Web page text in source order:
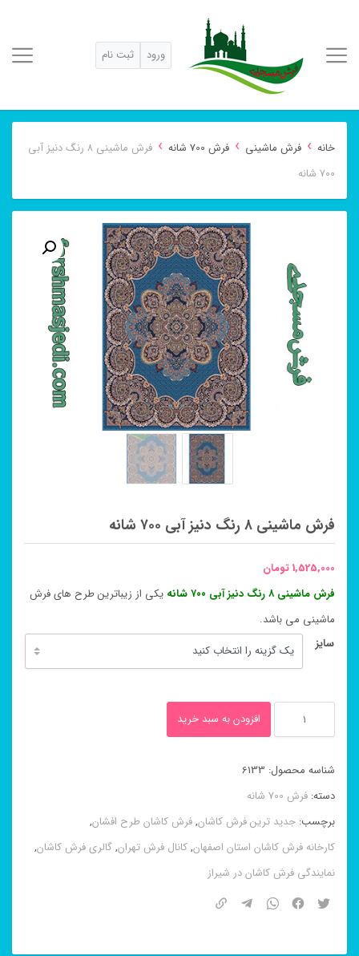
ورود ثبت نام
خانه › فرش ماشینی › فرش 700 شانه ›
فرش ماشینی ۸ رنگ دنیز آبی
۷۰۰ شانه
فرش ماشینی ۸ رنگ دنیز آبی ۷۰۰ شانه
1,525,000تومان
فرش ماشینی ۸ رنگ دنیز آبی ۷۰۰ شانه
یکی از زیباترین طرح های فرش
ماشینی می باشد.
سایز
ماشینی
۸
رنگ
دنیز
آبی
۷۰۰
افزودن به سبد خرید
شناسه محصول: 6133
دسته: فرش 700 شانه
برچسب: جدید ترین فرش کاشان,فرش کاشان طرح افشان,
کارخانه فرش کاشان استان اصفهان,کانال فرش تهران,گالری فرش کاشان,
نمایندگی فرش کاشان در شیراز